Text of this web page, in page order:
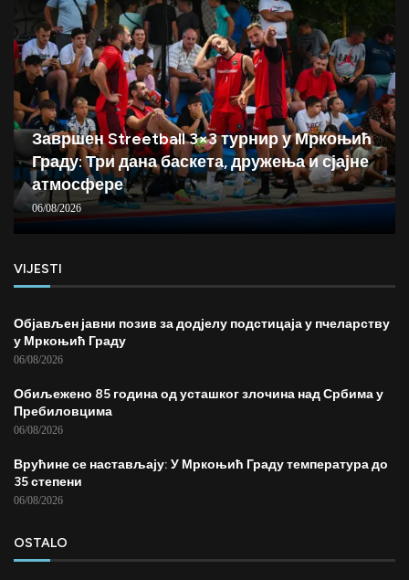
Завршен Streetball 3×3 турнир у Мркоњић
Граду: Три дана баскета, дружења и сјајне
атмосфере
06/08/2026
VIJESTI
Објављен јавни позив за додјелу подстицаја у пчеларству
у Мркоњић Граду
06/08/2026
Обиљежено 85 година од усташког злочина над Србима у
Пребиловцима
06/08/2026
Врућине се настављају: У Мркоњић Граду температура до
35 степени
06/08/2026
OSTALO